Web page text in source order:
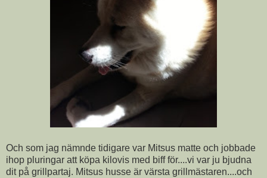
Och som jag nämnde tidigare var Mitsus matte och jobbade
ihop pluringar att köpa kilovis med biff för....vi var ju bjudna
dit på grillpartaj. Mitsus husse är värsta grillmästaren....och